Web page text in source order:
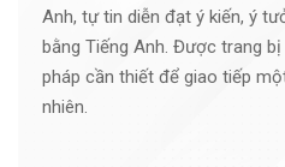
Anh, tự tin diễn đạt ý kiến, ý
bằng Tiếng Anh. Được trang
pháp cần thiết để giao tiếp
nhiên.